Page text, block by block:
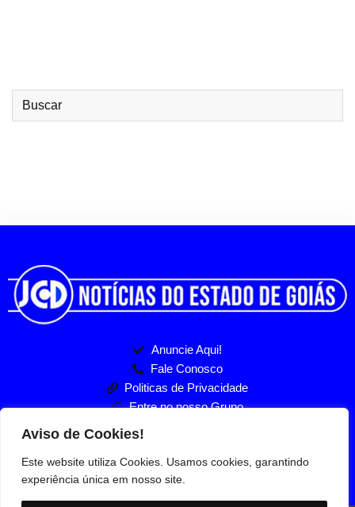
Aviso de Cookies!
Este website utiliza Cookies. Usamos cookies, garantindo
experiência única em nosso site.
Anuncie Aqui!
Fale Conosco
Politicas de Privacidade
Entre no nosso Grupo